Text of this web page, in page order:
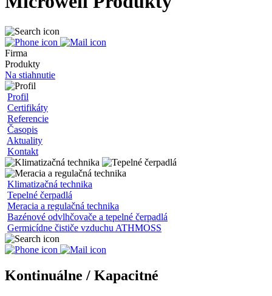
Firma
Produkty
Na stiahnutie
Profil
Certifikáty
Referencie
Časopis
Aktuality
Kontakt
Klimatizačná technika
Tepelné čerpadlá
Meracia a regulačná technika
Bazénové odvlhčovače a tepelné čerpadlá
Germicídne čističe vzduchu ATHMOSS
Kontinuálne / Kapacitné